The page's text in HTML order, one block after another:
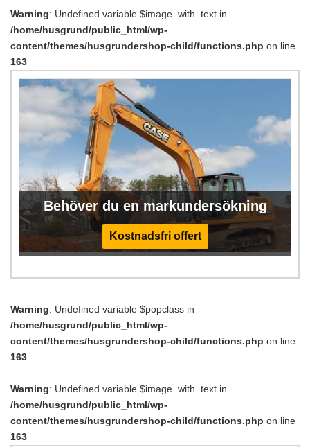
Warning: Undefined variable $image_with_text in
/home/husgrund/public_html/wp-
content/themes/husgrundershop-child/functions.php on line
163
Behöver du en markundersökning
Kostnadsfri offert
Warning: Undefined variable $popclass in
/home/husgrund/public_html/wp-
content/themes/husgrundershop-child/functions.php on line
163
Warning: Undefined variable $image_with_text in
/home/husgrund/public_html/wp-
content/themes/husgrundershop-child/functions.php on line
163